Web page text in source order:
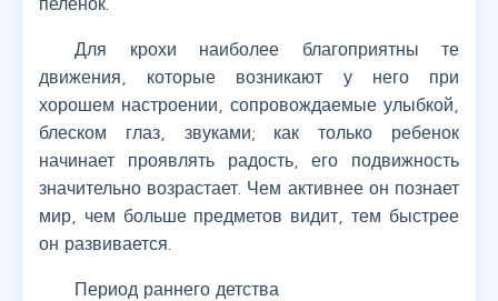
Для крохи наиболее благоприятны те
движения, которые возникают у него при
хорошем настроении, сопровождаемые улыбкой,
блеском глаз, звуками; как только ребенок
начинает проявлять радость, его подвижность
значительно возрастает. Чем активнее он познает
мир, чем больше предметов видит, тем быстрее
он развивается.
Период раннего детства